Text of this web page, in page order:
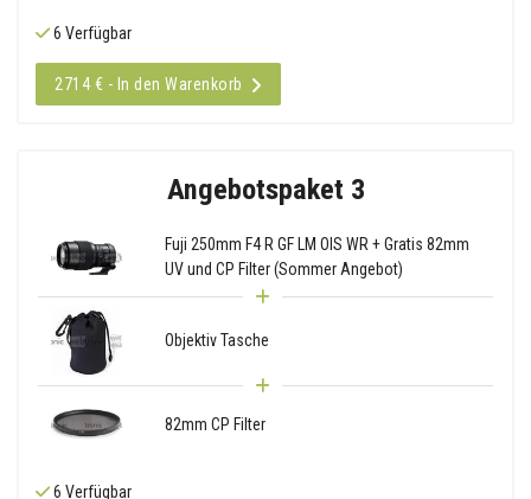
6 Verfügbar
2714 € - In den Warenkorb
Angebotspaket 3
Fuji 250mm F4 R GF LM OIS WR + Gratis 82mm
UV und CP Filter (Sommer Angebot)
Objektiv Tasche
82mm CP Filter
6 Verfügbar